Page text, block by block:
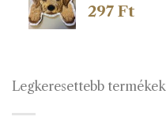
297 Ft
Legkeresettebb termékek